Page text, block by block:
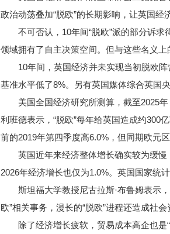
政治动荡叠加“脱欧”的长期影响，让英国经
不可否认，10年间“脱欧”派的部分诉求
领域拥有了自主决策空间。但与这些名义上
10年间，英国经济并未实现当初脱欧阵
基准水平低了8%。另有英国媒体综合英国
美国全国经济研究所测算，截至2025年
利班德表示，“脱欧”每年给英国造成约300
前的2019年第四季度高6.0%，但同期欧元
英国近年来经济整体增长确实较为缓慢
2026年经济增长也仅为1.0%。英国国家统
斯坦福大学教授尼古拉斯·布鲁姆表示，
欧”相关事务，漫长的“脱欧”进程还造成社会
除了经济增长疲软，贸易成本高企也是“